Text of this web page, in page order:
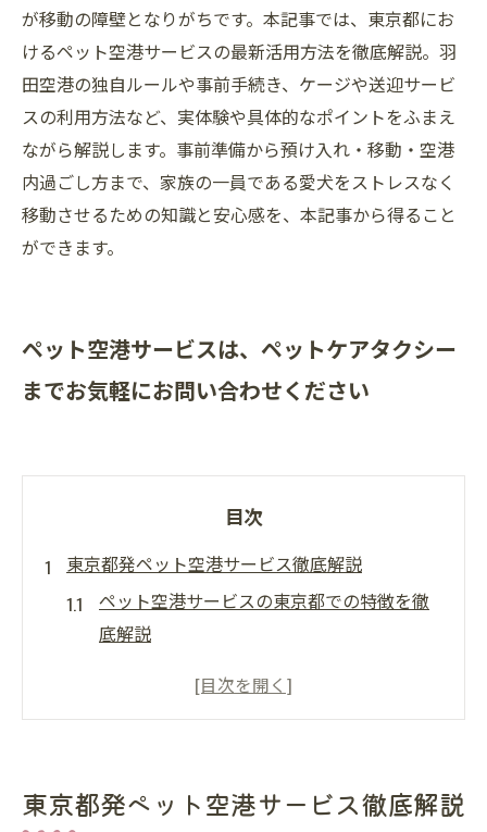
が移動の障壁となりがちです。本記事では、東京都にお
けるペット空港サービスの最新活用方法を徹底解説。羽
田空港の独自ルールや事前手続き、ケージや送迎サービ
スの利用方法など、実体験や具体的なポイントをふまえ
ながら解説します。事前準備から預け入れ・移動・空港
内過ごし方まで、家族の一員である愛犬をストレスなく
移動させるための知識と安心感を、本記事から得ること
ができます。
ペット空港サービスは、ペットケアタクシー
までお気軽にお問い合わせください
目次
東京都発ペット空港サービス徹底解説
ペット空港サービスの東京都での特徴を徹
底解説
ペット空港利用時の東京都ならではの注意
ペット空港を東京都から安心して使う方法
東京都発ペット空港サービス徹底解説